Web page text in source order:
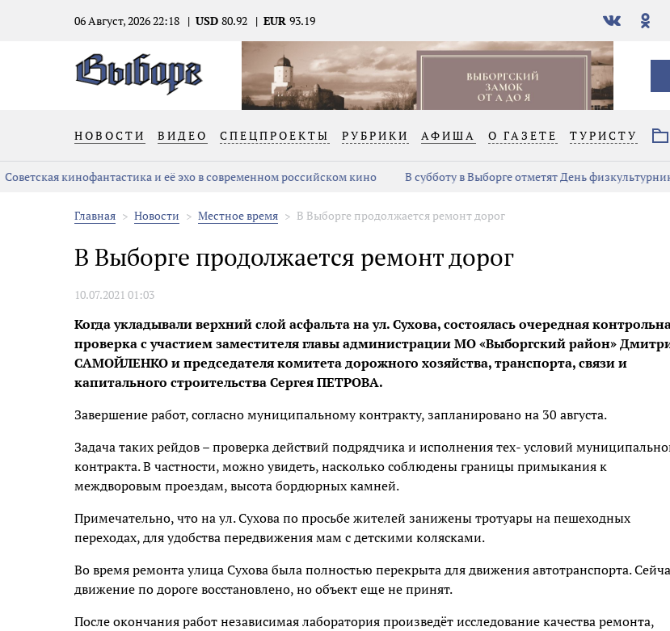
06 Август, 2026 22:18 USD 80.92 EUR 93.19
В
контакте
НОВОСТИ ВИДЕО СПЕЦПРОЕКТЫ РУБРИКИ АФИША О ГАЗЕТЕ ТУРИСТУ
Советская кинофантастика и её эхо в современном российском кино В субботу в Выборге отметят День
Главная Новости Местное время В Выборге продолжается ремонт дорог
В Выборге продолжается ремонт дорог
10.07.2021 01:03
Когда укладывали верхний слой асфальта на ул. Сухова, состоялась очередная
проверка с участием заместителя главы администрации МО «Выборгский район»
САМОЙЛЕНКО и председателя комитета дорожного хозяйства, транспорта, связи и
капитального строительства Сергея ПЕТРОВА.
Завершение работ, согласно муниципальному контракту, запланировано на 30 августа.
Задача таких рейдов – проверка действий подрядчика и исполнения тех- условий
контракта. В частности, можно увидеть, насколько соблюдены границы примыкания к
междворовым проездам, высота бордюрных камней.
Примечательно, что на ул. Сухова по просьбе жителей занижены тротуары на пешеходных
переходах, для удобства передвижения мам с детскими колясками.
Во время ремонта улица Сухова была полностью перекрыта для движения автотранспорта.
движение по дороге восстановлено, но объект еще не принят.
После окончания работ независимая лаборатория произведёт исследование качества ремонта,